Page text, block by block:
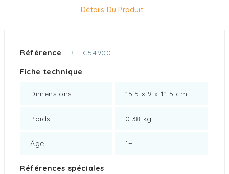
Détails Du Produit
Référence REFG54900
Fiche technique
Dimensions 15.5 x 9 x 11.5 cm
Poids 0.38 kg
Âge 1+
Références spéciales